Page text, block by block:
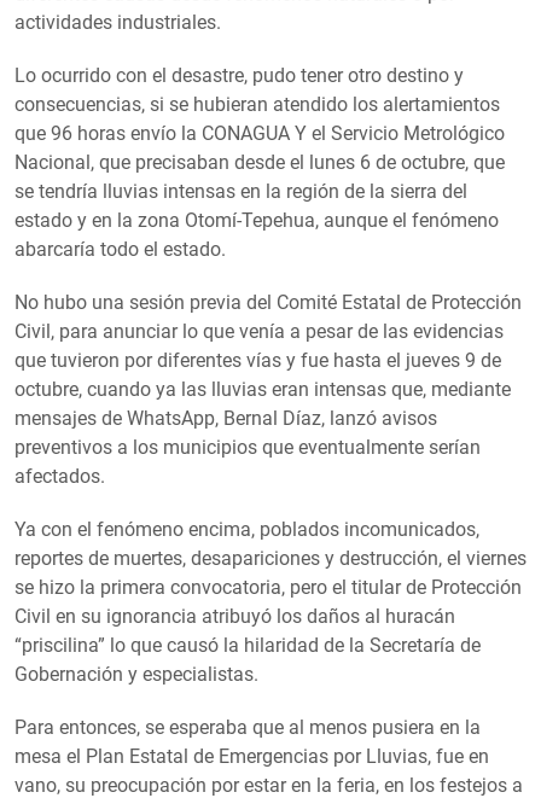
actividades industriales.
Lo ocurrido con el desastre, pudo tener otro destino y
consecuencias, si se hubieran atendido los alertamientos
que 96 horas envío la CONAGUA Y el Servicio Metrológico
Nacional, que precisaban desde el lunes 6 de octubre, que
se tendría lluvias intensas en la región de la sierra del
estado y en la zona Otomí-Tepehua, aunque el fenómeno
abarcaría todo el estado.
No hubo una sesión previa del Comité Estatal de Protección
Civil, para anunciar lo que venía a pesar de las evidencias
que tuvieron por diferentes vías y fue hasta el jueves 9 de
octubre, cuando ya las lluvias eran intensas que, mediante
mensajes de WhatsApp, Bernal Díaz, lanzó avisos
preventivos a los municipios que eventualmente serían
afectados.
Ya con el fenómeno encima, poblados incomunicados,
reportes de muertes, desapariciones y destrucción, el viernes
se hizo la primera convocatoria, pero el titular de Protección
Civil en su ignorancia atribuyó los daños al huracán
“priscilina” lo que causó la hilaridad de la Secretaría de
Gobernación y especialistas.
Para entonces, se esperaba que al menos pusiera en la
mesa el Plan Estatal de Emergencias por Lluvias, fue en
vano, su preocupación por estar en la feria, en los festejos a